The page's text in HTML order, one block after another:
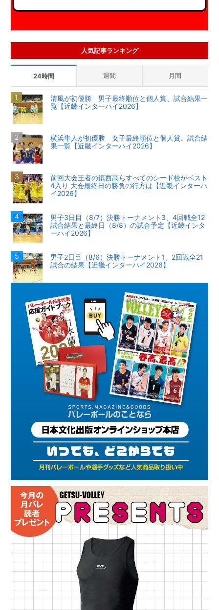
人気記事ランキング
24時間 週間 月間
清風が初優勝 男子最終順位と個人賞、試合結果一
覧【近畿インターハイ2026】
横浜隼人が初優勝 女子最終順位と個人賞、試合結
果一覧【近畿インターハイ2026】
前回大会王者の鎮西高らすべてのシード校がベスト
4入り 大会最終日の勝負の行方は【近畿インターハ
イ2026】
男子3日目（8/7）決勝トーナメント3、4回戦全12
試合結果と最終日（8/8）の試合予定【近畿インタ
ーハイ2026】
男子2日目（8/6）決勝トーナメント1、2回戦全21
試合の結果【近畿インターハイ2026】